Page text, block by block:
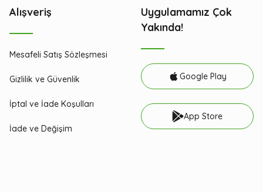
Alışveriş
Mesafeli Satış Sözleşmesi
Gizlilik ve Güvenlik
İptal ve İade Koşulları
İade ve Değişim
Uygulamamız Çok
Yakında!
Google Play
App Store